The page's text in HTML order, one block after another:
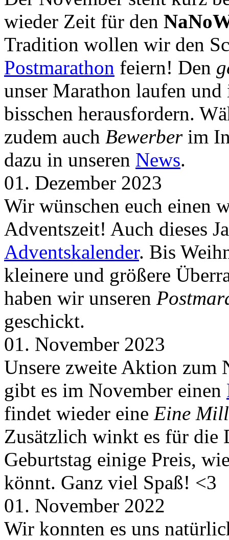
wieder Zeit für den
Tradition wollen wir den
Postmarathon feiern! Den
unser Marathon laufen
bisschen herausfordern.
zudem auch Bewerberim
dazu in unseren News.
01. Dezember 2023
Wir wünschen euch einen
Adventszeit! Auch dieses
Adventskalender. Bis
kleinere und größere
haben wir unseren
geschickt.
01. November 2023
Unsere zweite Aktion zum
gibt es im November einen
findet wieder eine Eine
Zusätzlich winkt es für die
Geburtstag einige Preis,
könnt. Ganz viel Spaß! <3
01. November 2022
Wir konnten es uns